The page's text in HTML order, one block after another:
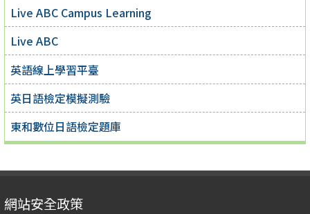
Live ABC Campus Learning
Live ABC
英語線上學習平臺
英日語檢定模擬測驗
東和數位日語檢定題庫
網站安全政策